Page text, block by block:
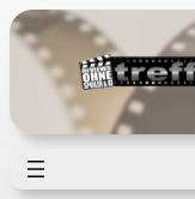
Zum
Inhalt
springen